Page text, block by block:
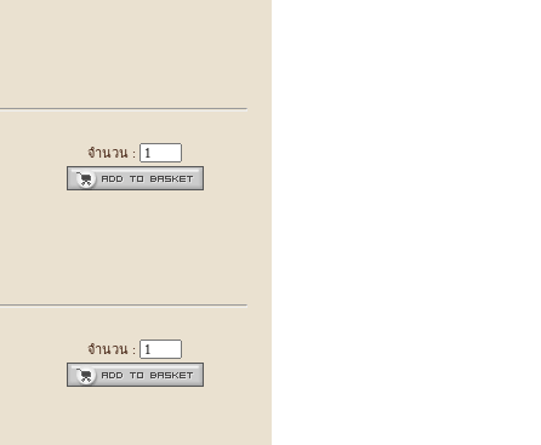
จำนวน :
จำนวน :